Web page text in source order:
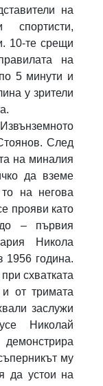
на
спортисти,
10-те срещи
на
5 минути и
у зрители
След
на миналия
да вземе
на негова
прояви като
– първия
Никола
1956 година.
схватката
от тримата
заслужи
Николай
му
да устои на